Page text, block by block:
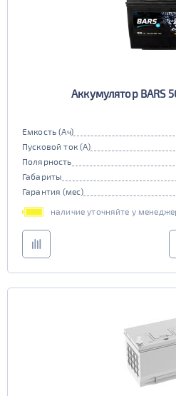
Аккумулятор BARS
Емкость (Ач)
Пусковой ток (А)
Полярность
Габариты
Гарантия (мес)
наличие уточняйте у